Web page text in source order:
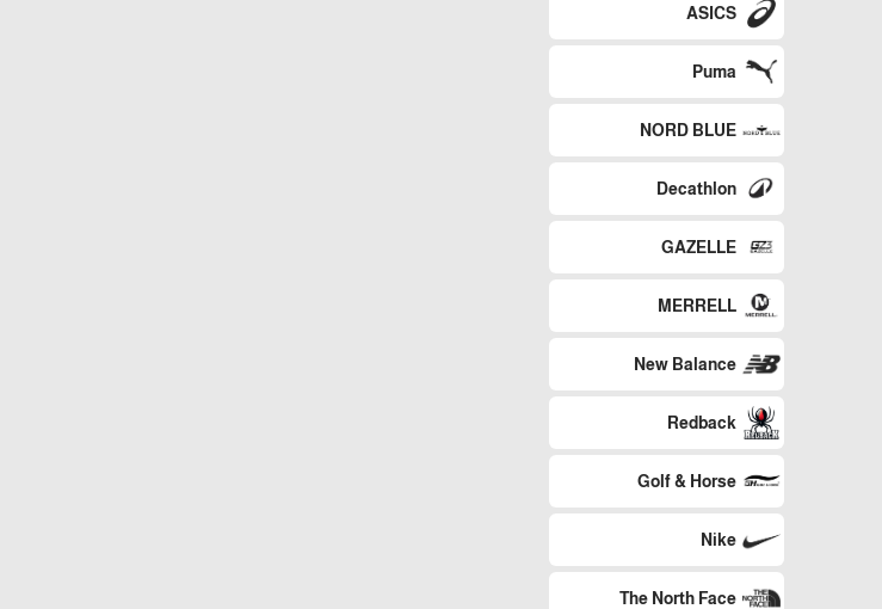
ASICS
Puma
NORD BLUE
Decathlon
GAZELLE
MERRELL
New Balance
Redback
Golf & Horse
Nike
The North Face